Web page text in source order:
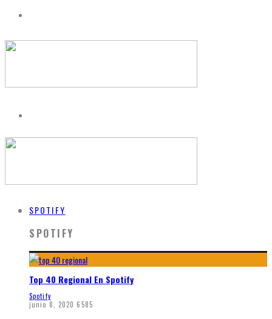
SPOTIFY
SPOTIFY
Top 40 Regional En Spotify
Spotify
junio 8, 2020 6585